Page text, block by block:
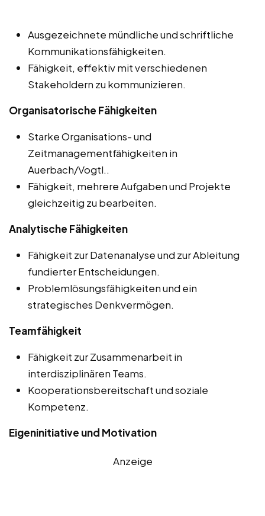
Ausgezeichnete mündliche und schriftliche
Kommunikationsfähigkeiten.
Fähigkeit, effektiv mit verschiedenen
Stakeholdern zu kommunizieren.
Organisatorische Fähigkeiten
Starke Organisations- und
Zeitmanagementfähigkeiten in
Auerbach/Vogtl..
Fähigkeit, mehrere Aufgaben und Projekte
gleichzeitig zu bearbeiten.
Analytische Fähigkeiten
Fähigkeit zur Datenanalyse und zur Ableitung
fundierter Entscheidungen.
Problemlösungsfähigkeiten und ein
strategisches Denkvermögen.
Teamfähigkeit
Fähigkeit zur Zusammenarbeit in
interdisziplinären Teams.
Kooperationsbereitschaft und soziale
Kompetenz.
Eigeninitiative und Motivation
Anzeige